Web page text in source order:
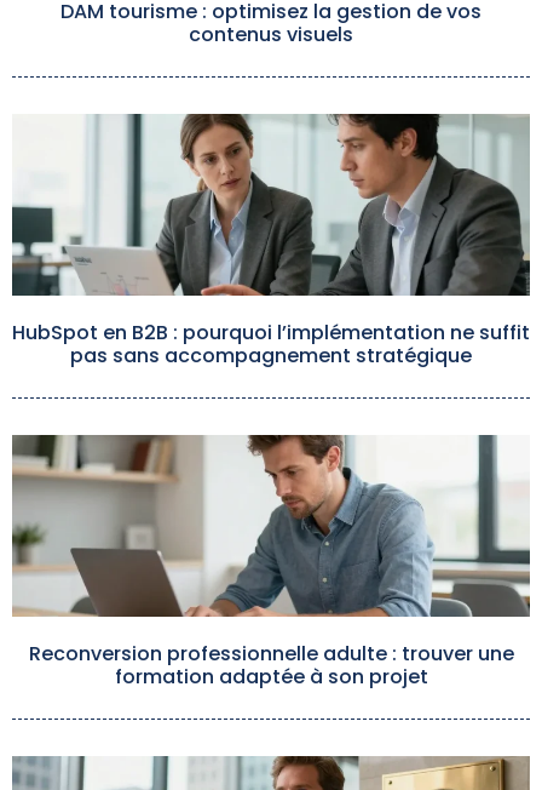
DAM tourisme : optimisez la gestion de vos
contenus visuels
HubSpot en B2B : pourquoi l’implémentation ne suffit
pas sans accompagnement stratégique
Reconversion professionnelle adulte : trouver une
formation adaptée à son projet